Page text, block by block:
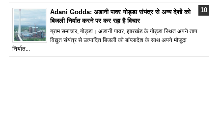
Adani Godda: अडानी पावर गोड्डा संयंत्र से अन्य देशों को
बिजली निर्यात करने पर कर रहा है विचार
ग्राम समाचार, गोड्डा। अडानी पावर, झारखंड के गोड्डा स्थित अपने ताप
विद्युत संयंत्र से उत्पादित बिजली को बांग्लादेश के साथ अपने मौजूदा
निर्यात...